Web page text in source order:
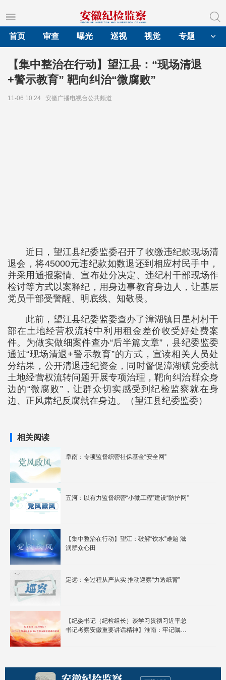
首页
审查 曝光 巡视 视觉 专题
【集中整治在行动】望江县：“现场清退
+警示教育” 靶向纠治“微腐败”
11-06 10:24 安徽广播电视台公共频道
近日，望江县纪委监委召开了收缴违纪款现场清
退会，将45000元违纪款如数退还到相应村民手中，
并采用通报案情、宣布处分决定、违纪村干部现场作
检讨等方式以案释纪，用身边事教育身边人，让基层
党员干部受警醒、明底线、知敬畏。
此前，望江县纪委监委查办了漳湖镇日星村村干
部在土地经营权流转中利用租金差价收受好处费案
件。为做实做细案件查办“后半篇文章”，县纪委监委
通过“现场清退+警示教育”的方式，宣读相关人员处
分结果，公开清退违纪资金，同时督促漳湖镇党委就
土地经营权流转问题开展专项治理，靶向纠治群众身
边的“微腐败”，让群众切实感受到纪检监察就在身
边、正风肃纪反腐就在身边。（望江县纪委监委）
相关阅读
阜南：专项监督织密社保基金“安全网”
五河：以有力监督织密“小微工程”建设“防护网”
【集中整治在行动】望江：破解“饮水”难题 滋
润群众心田
定远：全过程从严从实 推动巡察“力透纸背”
【纪委书记（纪检组长）谈学习贯彻习近平总
书记考察安徽重要讲话精神】淮南：牢记嘱托